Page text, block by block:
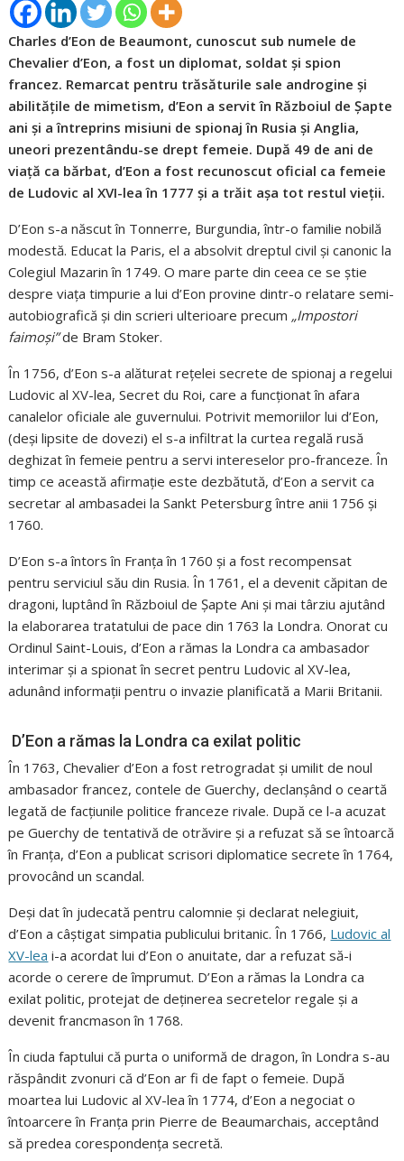
Charles d’Eon de Beaumont, cunoscut sub numele de
Chevalier d’Eon, a fost un diplomat, soldat și spion
francez. Remarcat pentru trăsăturile sale androgine și
abilitățile de mimetism, d’Eon a servit în Războiul de Șapte
ani și a întreprins misiuni de spionaj în Rusia și Anglia,
uneori prezentându-se drept femeie. După 49 de ani de
viață ca bărbat, d’Eon a fost recunoscut oficial ca femeie
de Ludovic al XVI-lea în 1777 și a trăit așa tot restul vieții.
D’Eon s-a născut în Tonnerre, Burgundia, într-o familie nobilă
modestă. Educat la Paris, el a absolvit dreptul civil și canonic la
Colegiul Mazarin în 1749. O mare parte din ceea ce se știe
despre viața timpurie a lui d’Eon provine dintr-o relatare semi-
autobiografică și din scrieri ulterioare precum „Impostori
faimoși”de Bram Stoker.
În 1756, d’Eon s-a alăturat rețelei secrete de spionaj a regelui
Ludovic al XV-lea, Secret du Roi, care a funcționat în afara
canalelor oficiale ale guvernului. Potrivit memoriilor lui d’Eon,
(deși lipsite de dovezi) el s-a infiltrat la curtea regală rusă
deghizat în femeie pentru a servi intereselor pro-franceze. În
timp ce această afirmație este dezbătută, d’Eon a servit ca
secretar al ambasadei la Sankt Petersburg între anii 1756 și
1760.
D’Eon s-a întors în Franța în 1760 și a fost recompensat
pentru serviciul său din Rusia. În 1761, el a devenit căpitan de
dragoni, luptând în Războiul de Șapte Ani și mai târziu ajutând
la elaborarea tratatului de pace din 1763 la Londra. Onorat cu
Ordinul Saint-Louis, d’Eon a rămas la Londra ca ambasador
interimar și a spionat în secret pentru Ludovic al XV-lea,
adunând informații pentru o invazie planificată a Marii Britanii.
D’Eon a rămas la Londra ca exilat politic
În 1763, Chevalier d’Eon a fost retrogradat și umilit de noul
ambasador francez, contele de Guerchy, declanșând o ceartă
legată de facțiunile politice franceze rivale. După ce l-a acuzat
pe Guerchy de tentativă de otrăvire și a refuzat să se întoarcă
în Franța, d’Eon a publicat scrisori diplomatice secrete în 1764,
provocând un scandal.
Deși dat în judecată pentru calomnie și declarat nelegiuit,
d’Eon a câștigat simpatia publicului britanic. În 1766, Ludovic al
XV-lea i-a acordat lui d’Eon o anuitate, dar a refuzat să-i
acorde o cerere de împrumut. D’Eon a rămas la Londra ca
exilat politic, protejat de deținerea secretelor regale și a
devenit francmason în 1768.
În ciuda faptului că purta o uniformă de dragon, în Londra s-au
răspândit zvonuri că d’Eon ar fi de fapt o femeie. După
moartea lui Ludovic al XV-lea în 1774, d’Eon a negociat o
întoarcere în Franța prin Pierre de Beaumarchais, acceptând
să predea corespondența secretă.